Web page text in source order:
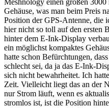
Gehäuse, was man beim Preis
Position der GPS-Antenne, die
hier nicht so toll auf den ersten
hinter dem E-Ink-Display
ein möglichst kompaktes
hatte schon Befürchtungen,
schlecht sei, da ja das E-Ink-
sich nicht bewahrheitet. Ich
Zeit. Vielleicht liegt das an der
nur Strom läuft, wenn es
stromlos ist, ist die Position